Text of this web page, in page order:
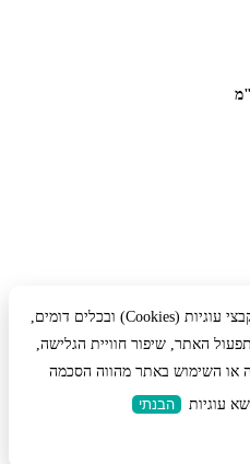
לידיעתך: באתר זה נעשה שימוש בקבצי עוגיות (Cookies) ובכלים דומים,
האתר, שיפור חוויית הגלישה,
או השימוש באתר מהווה הסכמה
עוגיות
הבנתי